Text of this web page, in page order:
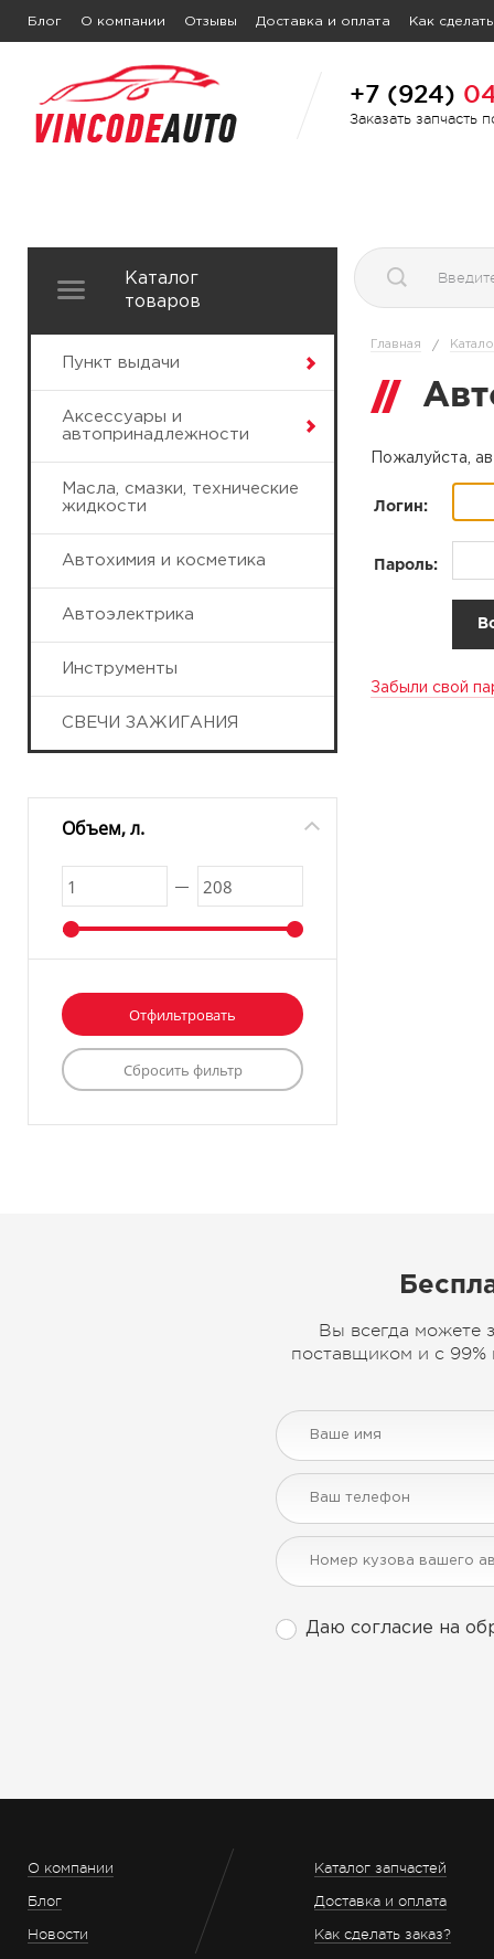
Блог О компании Отзывы Доставка и оплата Как
+7 (924)
Заказать запчасть
Каталог
товаров
Пункт выдачи
Аксессуары и
автопринадлежности
Масла, смазки, технические
жидкости
Автохимия и косметика
Автоэлектрика
Инструменты
СВЕЧИ ЗАЖИГАНИЯ
Объем, л.
Главная /
Пожалуйста,
Логин:
Пароль:
Забыли свой
Вы всегда можете
поставщиком и с 99%
Даю согласие на
О компании
Блог
Новости
Каталог запчастей
Доставка и оплата
Как сделать заказ?